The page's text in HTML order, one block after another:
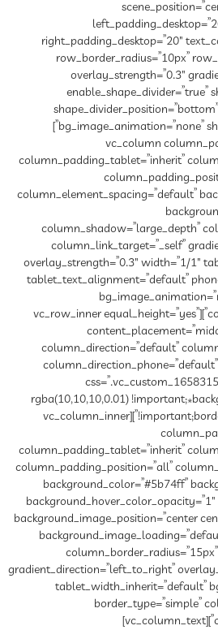
right_padding_desktop=”20″
row_border_radius=”10px”
overlay_strength=”0.3″
enable_shape_divider=”true”
bg_image_animation=”none” shape_type=”straight_section”]
[vc_column
column_padding_tablet=”inherit”
column_element_spacing=”default”
column_shadow=”large_depth”
column_link_target=”_self”
overlay_strength=”0.3″ width=”1/1″
tablet_text_alignment=”default”
column_border_width=”none”][vc_row_inner equal_height=”yes”
column_direction=”default”
rgba(10,10,10,0.01)
!important;border-radius: 10px !important;}”][vc_column_inner
column_padding_tablet=”inherit”
column_padding_position=”all”
background_color=”#5b74ff”
background_image_position=”center
gradient_direction=”left_to_right”
tablet_width_inherit=”default”
border_type=”simple”